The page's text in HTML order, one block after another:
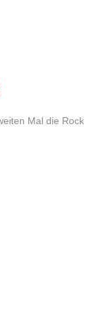
Mal die Rock